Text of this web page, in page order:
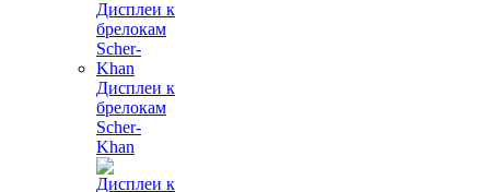
Дисплеи к
брелокам
Scher-
Khan